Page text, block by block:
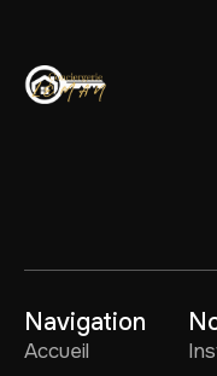
Navigation
Accueil